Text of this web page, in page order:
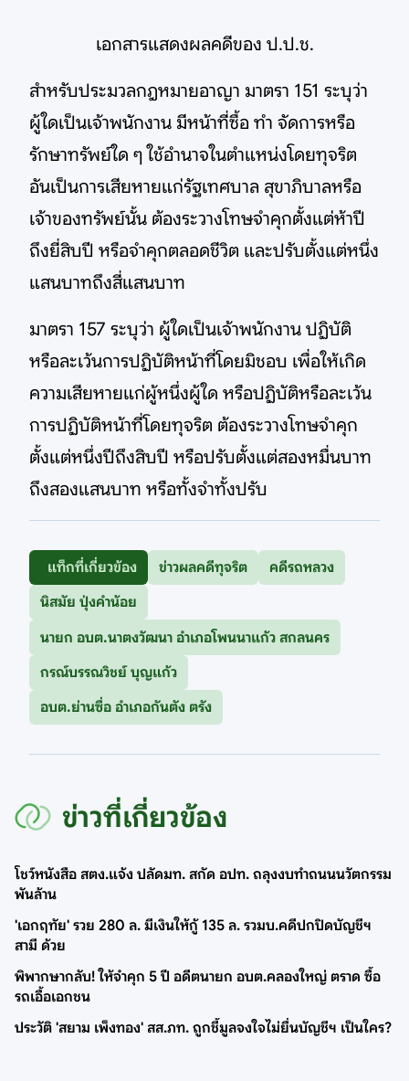
เอกสารแสดงผลคดีของ ป.ป.ช.
สำหรับประมวลกฎหมายอาญา มาตรา 151 ระบุว่า
ผู้ใดเป็นเจ้าพนักงาน มีหน้าที่ซื้อ ทำ จัดการหรือ
รักษาทรัพย์ใด ๆ ใช้อำนาจในตำแหน่งโดยทุจริต
อันเป็นการเสียหายแก่รัฐเทศบาล สุขาภิบาลหรือ
เจ้าของทรัพย์นั้น ต้องระวางโทษจำคุกตั้งแต่ห้าปี
ถึงยี่สิบปี หรือจำคุกตลอดชีวิต และปรับตั้งแต่หนึ่ง
แสนบาทถึงสี่แสนบาท
มาตรา 157 ระบุว่า ผู้ใดเป็นเจ้าพนักงาน ปฏิบัติ
หรือละเว้นการปฏิบัติหน้าที่โดยมิชอบ เพื่อให้เกิด
ความเสียหายแก่ผู้หนึ่งผู้ใด หรือปฏิบัติหรือละเว้น
การปฏิบัติหน้าที่โดยทุจริต ต้องระวางโทษจำคุก
ตั้งแต่หนึ่งปีถึงสิบปี หรือปรับตั้งแต่สองหมื่นบาท
ถึงสองแสนบาท หรือทั้งจำทั้งปรับ
แท็กที่เกี่ยวข้อง ข่าวผลคดีทุจริต
คดีรถหลวง
นิสมัย ปุ่งคำน้อย
นายก อบต.นาตงวัฒนา อำเภอโพนนาแก้ว สกลนคร
กรณ์บรรณวิชย์ บุญแก้ว
อบต.ย่านซื่อ อำเภอกันตัง ตรัง
ข่าวที่เกี่ยวข้อง
โชว์หนังสือ สตง.แจ้ง ปลัดมท. สกัด อปท. ถลุงงบทำถนนนวัตกรรม
พันล้าน
'เอกฤทัย' รวย 280 ล. มีเงินให้กู้ 135 ล. รวมบ.คดีปกปิดบัญชีฯ
สามี ด้วย
พิพากษากลับ! ให้จำคุก 5 ปี อดีตนายก อบต.คลองใหญ่ ตราด ซื้อ
รถเอื้อเอกชน
ประวัติ 'สยาม เพ็งทอง' สส.ภท. ถูกชี้มูลจงใจไม่ยื่นบัญชีฯ เป็นใคร?